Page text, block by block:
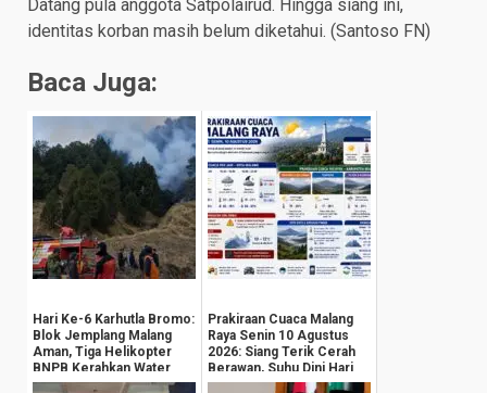
Datang pula anggota Satpolairud. Hingga siang ini,
identitas korban masih belum diketahui. (Santoso FN)
Baca Juga:
Hari Ke-6 Karhutla Bromo:
Blok Jemplang Malang
Aman, Tiga Helikopter
BNPB Kerahkan Water
Bombing
Prakiraan Cuaca Malang
Raya Senin 10 Agustus
2026: Siang Terik Cerah
Berawan, Suhu Dini Hari
Anjlok ...